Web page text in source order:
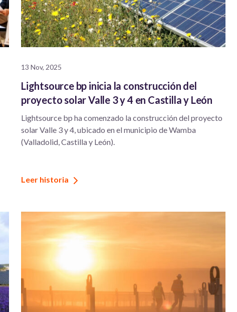
13 Nov, 2025
Lightsource bp inicia la construcción del
proyecto solar Valle 3 y 4 en Castilla y León
Lightsource bp ha comenzado la construcción del proyecto
solar Valle 3 y 4, ubicado en el municipio de Wamba
(Valladolid, Castilla y León).
Leer historia